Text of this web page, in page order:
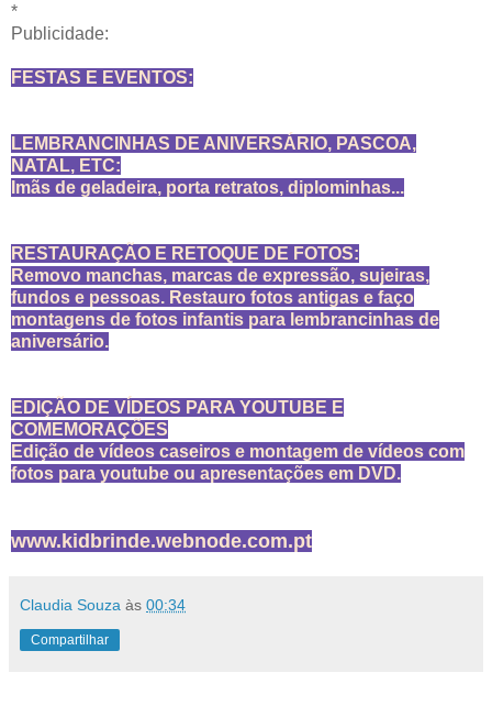
*
Publicidade:
FESTAS E EVENTOS:
LEMBRANCINHAS DE ANIVERSÁRIO, PASCOA,
NATAL, ETC:
Imãs de geladeira, porta retratos, diplominhas...
RESTAURAÇÃO E RETOQUE DE FOTOS:
Removo manchas, marcas de expressão, sujeiras,
fundos e pessoas. Restauro fotos antigas e faço
montagens de fotos infantis para lembrancinhas de
aniversário.
EDIÇÃO DE VÍDEOS PARA YOUTUBE E
COMEMORAÇÕES
Edição de vídeos caseiros e montagem de vídeos com
fotos para youtube ou apresentações em DVD.
www.kidbrinde.webnode.com.pt
Claudia Souza às 00:34
Compartilhar